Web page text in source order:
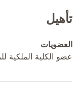
تأهيل
العضويات
عضو الكلية الملكية